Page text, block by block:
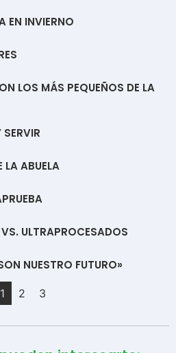
EN INVIERNO
LOS MÁS PEQUEÑOS DE LA
LA ABUELA
ULTRAPROCESADOS
NUESTRO FUTURO»
1 2 3